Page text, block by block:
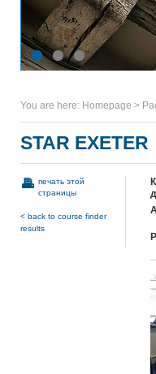
You are here: Homepage >
STAR EXETER
печать этой
страницы
< back to course finder
results